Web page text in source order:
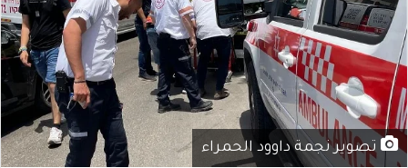
تصوير نجمة داوود الحمراء